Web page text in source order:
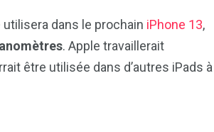
dans le prochain iPhone 13,
. Apple travaillerait
être utilisée dans d’autres iPads à